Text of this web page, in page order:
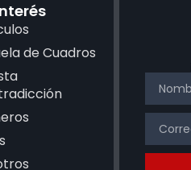
de Cuadros